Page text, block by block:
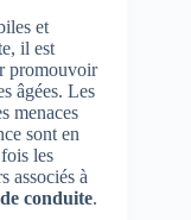
et
il est
promouvoir
âgées. Les
menaces
sont en
les
associés à
conduite.